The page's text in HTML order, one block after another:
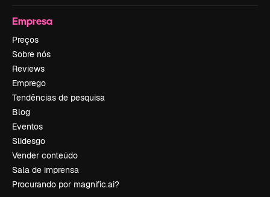
Empresa
Preços
Sobre nós
Reviews
Emprego
Tendências de pesquisa
Blog
Eventos
Slidesgo
Vender conteúdo
Sala de imprensa
Procurando por magnific.ai?